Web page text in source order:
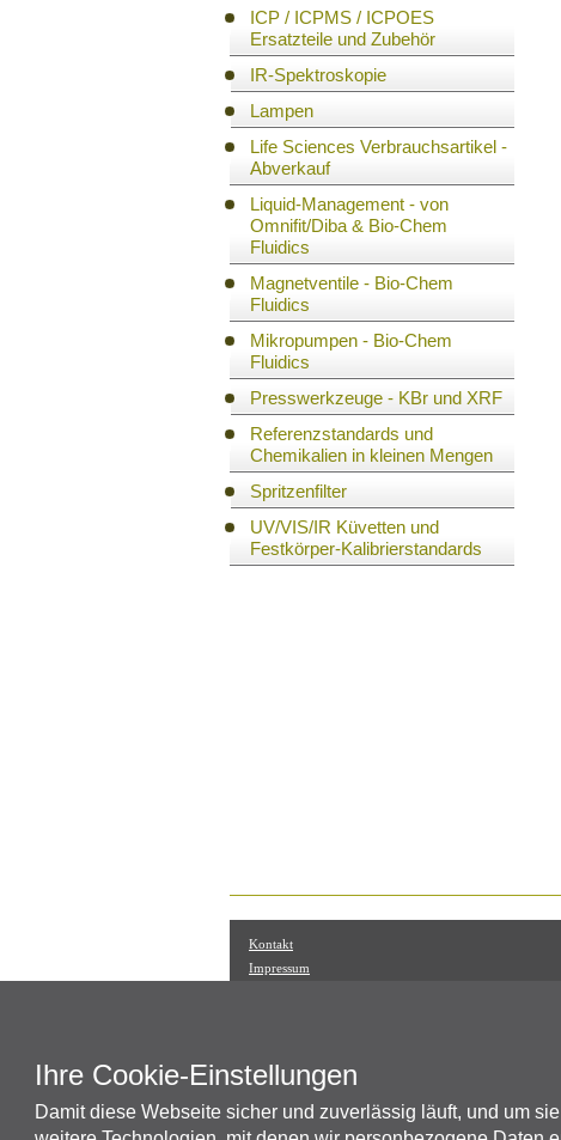
Ihre Cookie-Einstellungen
Damit diese Webseite sicher und zuverlässig läuft, und um
ICP / ICPMS / ICPOES
Ersatzteile und Zubehör
IR-Spektroskopie
Lampen
Life Sciences Verbrauchsartikel -
Abverkauf
Liquid-Management - von
Omnifit/Diba & Bio-Chem
Fluidics
Magnetventile - Bio-Chem
Fluidics
Mikropumpen - Bio-Chem
Fluidics
Presswerkzeuge - KBr und XRF
Referenzstandards und
Chemikalien in kleinen Mengen
Spritzenfilter
UV/VIS/IR Küvetten und
Festkörper-Kalibrierstandards
Kontakt
Impressum
Retouren / Reklamationen
Allgemeine Geschäftsbedingungen
Allgemeine Registrierbedingungen
Versandkosten